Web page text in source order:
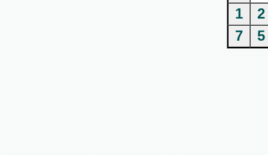
1
2
7
5